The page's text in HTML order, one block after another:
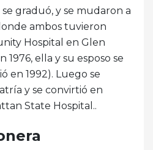
graduó, y se mudaron a
ambos tuvieron
Hospital en Glen
1976, ella y su esposo se
en 1992). Luego se
y se convirtió en
State Hospital..